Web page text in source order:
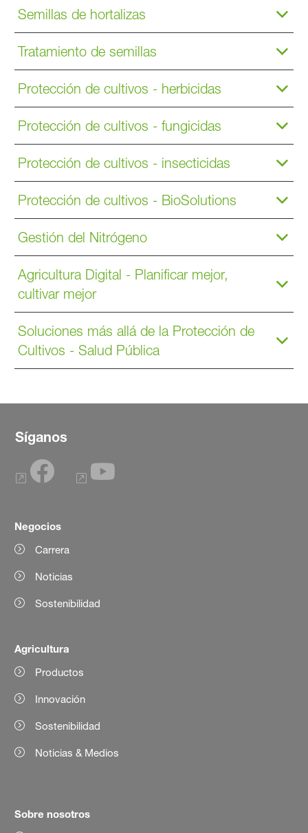
Semillas de hortalizas
Tratamiento de semillas
Protección de cultivos - herbicidas
Protección de cultivos - fungicidas
Protección de cultivos - insecticidas
Protección de cultivos - BioSolutions
Gestión del Nitrógeno
Agricultura Digital - Planificar mejor,
cultivar mejor
Soluciones más allá de la Protección de
Cultivos - Salud Pública
Síganos
Negocios
Carrera
Noticias
Sostenibilidad
Agricultura
Productos
Innovación
Sostenibilidad
Noticias & Medios
Sobre nosotros